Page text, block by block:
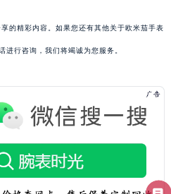
享的精彩内容。如果您还有其他关于欧米茄手表
进行咨询，我们将竭诚为您服务。